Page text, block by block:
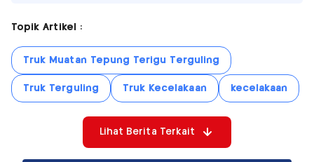
Topik Artikel :
Truk Muatan Tepung Terigu Terguling
Truk Terguling Truk Kecelakaan kecelakaan
Lihat Berita Terkait